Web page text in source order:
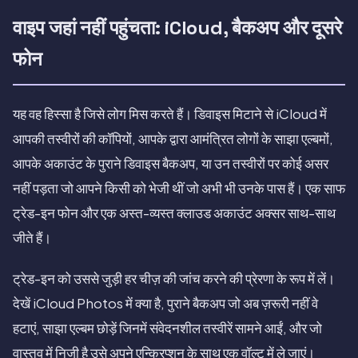
वाइप जहां नहीं पहुंचता: iCloud, बैकअप और दूसरे
फोन
यह वह हिस्सा है जिसे लोग मिस करते हैं। डिवाइस मिटाने से iCloud में
आपकी तस्वीरों की कॉपियों, आपके द्वारा आमंत्रित लोगों के साझा एल्बमों,
आपके अकाउंट के पुराने डिवाइस बैकअप, या उन तस्वीरों पर कोई असर
नहीं पड़ता जो आपने किसी को भेजी थीं जो अभी भी उनके पास हैं। एक साफ
ट्रेड-इन फोन और एक अस्त-व्यस्त क्लाउड अकाउंट अक्सर साथ-साथ
जीते हैं।
ट्रेड-इन को उससे जुड़ी हर चीज़ की जांच करने की प्रेरणा के रूप में लें।
देखें iCloud Photos में क्या है, पुराने बैकअप जो अब ज़रूरी नहीं वे
हटाएं, साझा एल्बम छोड़ें जिनमें संवेदनशील तस्वीरें सामने आईं, और जो
वास्तव में निजी है उसे अपने एन्क्रिप्शन के साथ एक वॉल्ट में ले जाएं।